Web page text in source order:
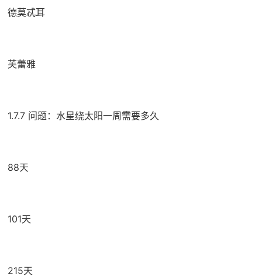
德莫忒耳
芙蕾雅
1.7.7 问题：水星绕太阳一周需要多久
88天
101天
215天